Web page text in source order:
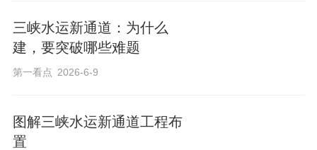
三峡水运新通道：为什么
建，要突破哪些难题
第一看点 2026-6-9
图解三峡水运新通道工程布
置